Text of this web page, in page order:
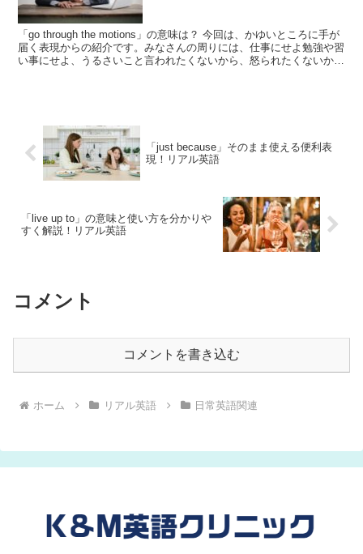
「go through the motions」の意味は？ 今回は、かゆいところに手が
届く表現からの紹介です。みなさんの周りには、仕事にせよ勉強や習
い事にせよ、うるさいこと言われたくないから、怒られたくないか
「just because」そのまま使える便利表
現！リアル英語
「live up to」の意味と使い方を分かりや
すく解説！リアル英語
コメント
コメントを書き込む
ホーム リアル英語 日常英語関連